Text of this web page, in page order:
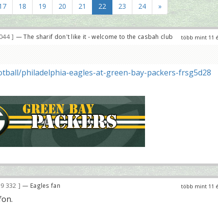
18 19 20 21 22 23 24 »
több mint 11
— The sharif don't like it - welcome to the casbah club
philadelphia-eagles-at-green-bay-packers-frsg5d28
több mint 11
332 — Eagles fan